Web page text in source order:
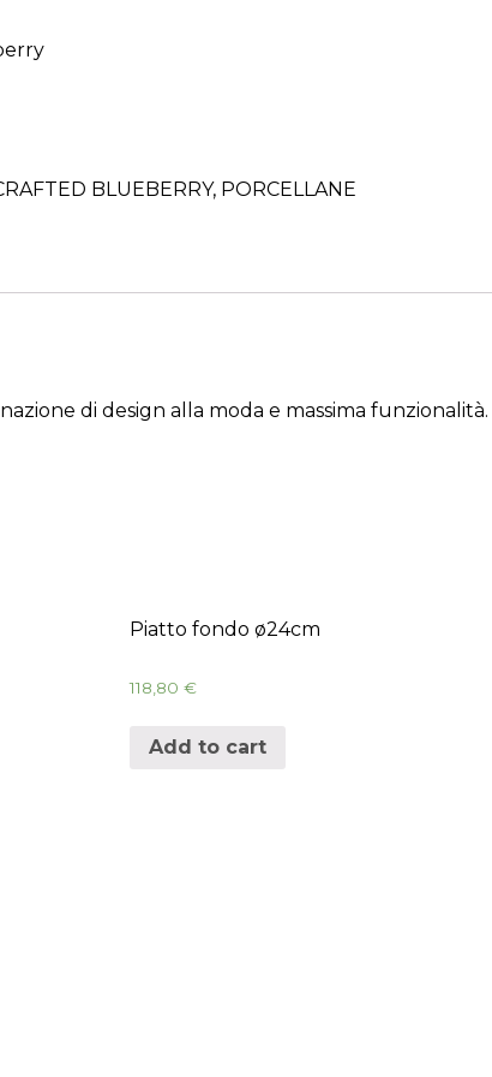
BLUEBERRY, PORCELLANE
di design alla moda e massima funzionalità.
Piatto fondo ø24cm
118,80€
Add to cart